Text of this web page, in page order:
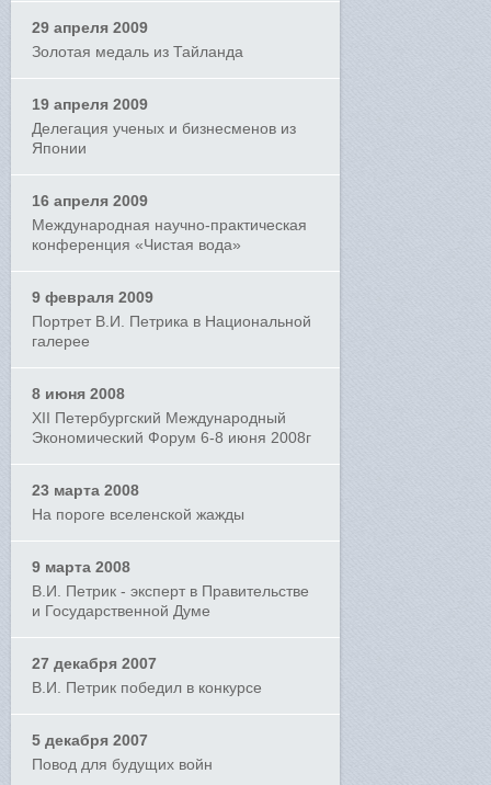
29 апреля 2009
Золотая медаль из Тайланда
19 апреля 2009
Делегация ученых и бизнесменов из
Японии
16 апреля 2009
Международная научно-практическая
конференция «Чистая вода»
9 февраля 2009
Портрет В.И. Петрика в Национальной
галерее
8 июня 2008
XII Петербургский Международный
Экономический Форум 6-8 июня 2008г
23 марта 2008
На пороге вселенской жажды
9 марта 2008
В.И. Петрик - эксперт в Правительстве
и Государственной Думе
27 декабря 2007
В.И. Петрик победил в конкурсе
5 декабря 2007
Повод для будущих войн